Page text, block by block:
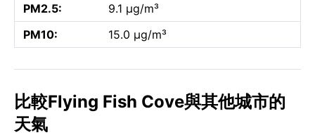
PM2.5:
9.1 µg/m³
PM10:
15.0 µg/m³
比較Flying Fish Cove與其他城市的
天氣